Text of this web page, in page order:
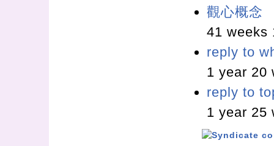
觀心概念
41 weeks
reply to
1 year 20
reply to
1 year 25